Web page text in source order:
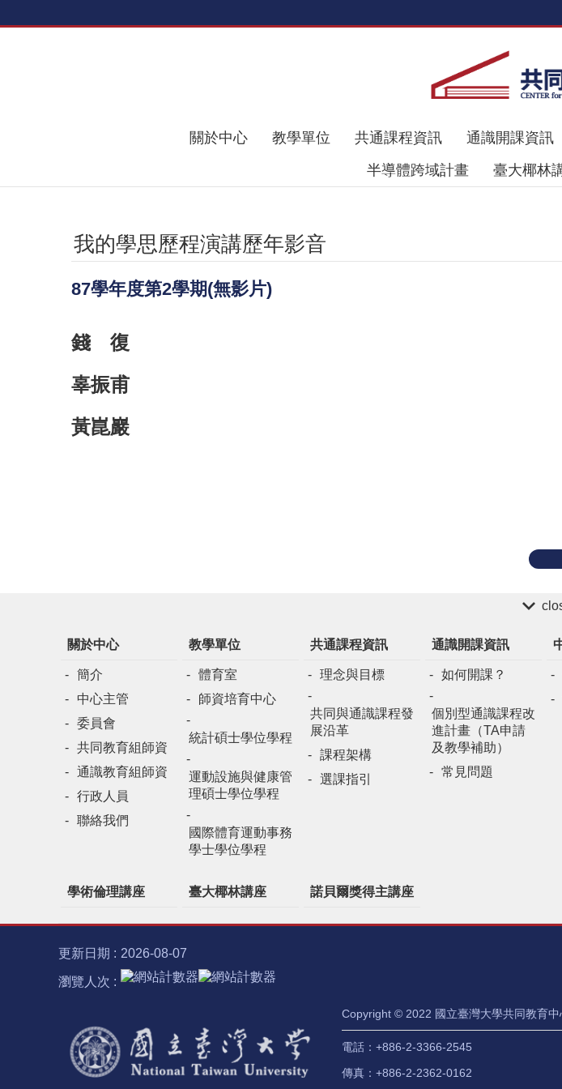
關於中心 教學單位 共通課程資訊 通識開課資訊
半導體跨域計畫
臺大椰林
我的學思歷程演講歷年影音
87學年度第2學期(無影片)
錢 復
辜振甫
黃崑巖
關於中心
簡介
中心主管
委員會
共同教育組師資
通識教育組師資
行政人員
聯絡我們
教學單位
體育室
師資培育中心
統計碩士學位學程
運動設施與健康管
理碩士學位學程
國際體育運動事務
學士學位學程
共通課程資訊
理念與目標
共同與通識課程發
展沿革
課程架構
選課指引
通識開課資訊
如何開課？
個別型通識課程改
進計畫（TA申請
及教學補助）
常見問題
學術倫理講座 臺大椰林講座 諾貝爾獎得主講座
更新日期 2026-08-07
瀏覽人次
Copyright © 2022 國立臺灣大學共同教育中
電話：+886-2-3366-2545
傳真：+886-2-2362-0162